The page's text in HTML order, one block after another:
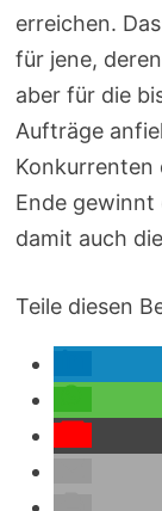
erreichen.
für jene,
aber für die
Aufträge
Konkurrenten
Ende gewinnt
damit auch
Teile diesen